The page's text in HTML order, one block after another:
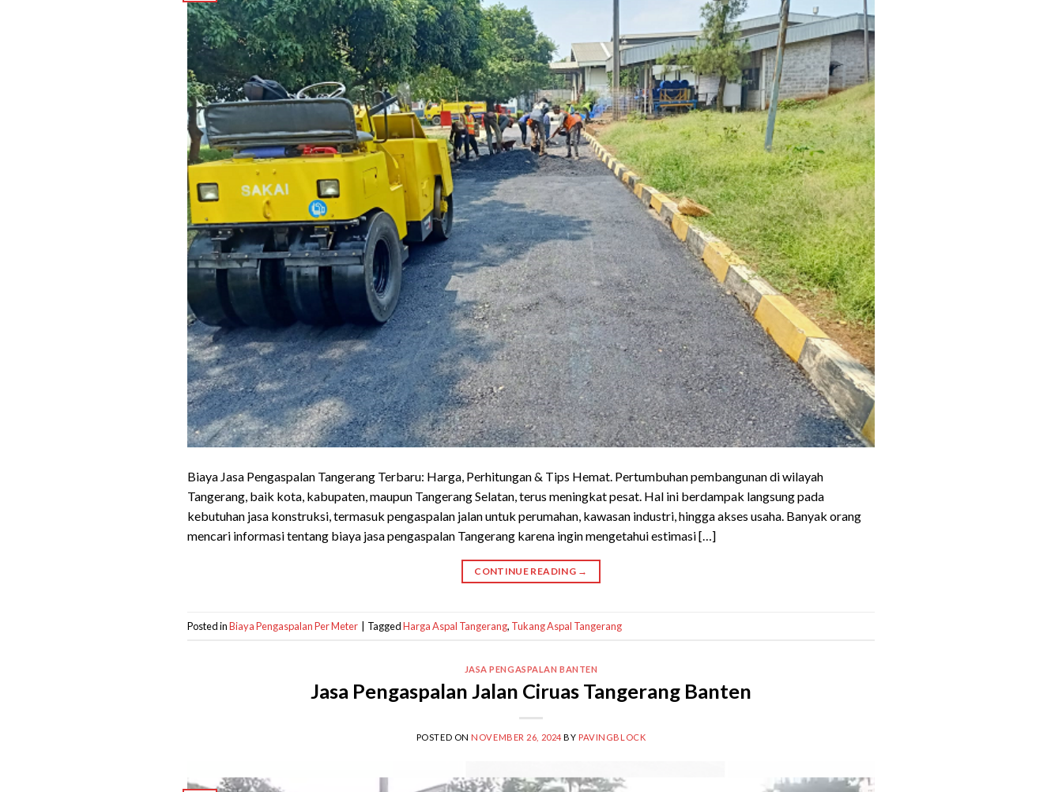
Biaya Jasa Pengaspalan Tangerang Terbaru: Harga, Perhitungan & Tips Hemat. Pertumbuhan pembangunan di wilayah
Tangerang, baik kota, kabupaten, maupun Tangerang Selatan, terus meningkat pesat. Hal ini berdampak langsung pada
kebutuhan jasa konstruksi, termasuk pengaspalan jalan untuk perumahan, kawasan industri, hingga akses usaha. Banyak orang
mencari informasi tentang biaya jasa pengaspalan Tangerang karena ingin mengetahui estimasi […]
CONTINUE READING →
Posted inBiaya Pengaspalan Per Meter TaggedHarga Aspal Tangerang, Tukang Aspal Tangerang
JASA PENGASPALAN BANTEN
Jasa Pengaspalan Jalan Ciruas Tangerang Banten
POSTED ON NOVEMBER 26, 2024 BY PAVINGBLOCK